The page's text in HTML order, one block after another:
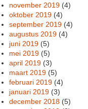
november 2019 (4)
oktober 2019 (4)
september 2019 (4)
augustus 2019 (4)
juni 2019 (5)
mei 2019 (5)
april 2019 (3)
maart 2019 (5)
februari 2019 (4)
januari 2019 (3)
december 2018 (5)